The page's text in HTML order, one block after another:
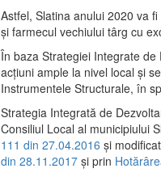
Astfel, Slatina anului 2020 va
şi farmecul vechiului târg cu
În baza Strategiei Integrate
acţiuni ample la nivel local şi
Instrumentele Structurale, în
Strategia Integrată de
Consiliul Local al municipiului
111 din 27.04.2016 și
din 28.11.2017 și prin